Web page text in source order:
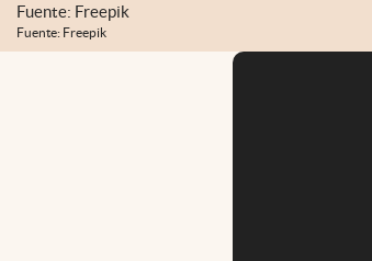
Fuente: Freepik
Fuente: Freepik